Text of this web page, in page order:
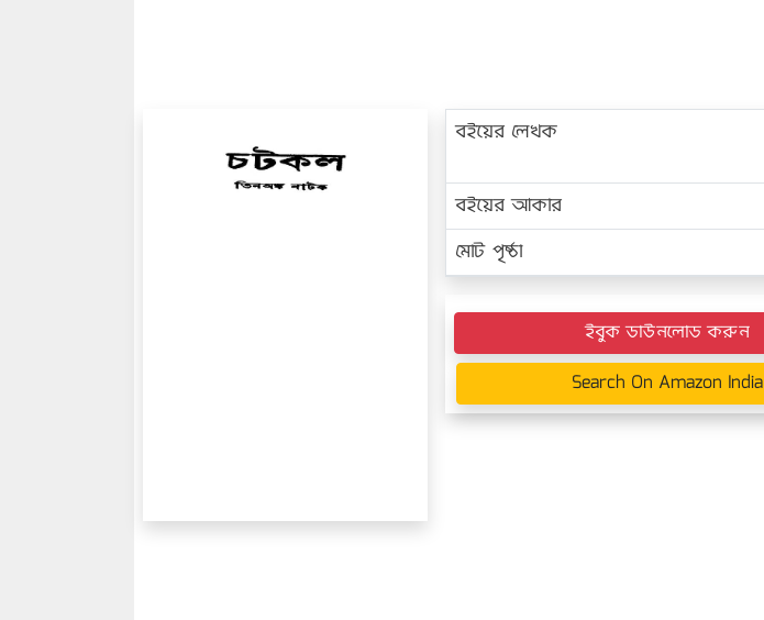
বইয়ের লেখক
বইয়ের আকার
মোট পৃষ্ঠা
ইবুক ডাউনলোড করুন
Search On Amazon India